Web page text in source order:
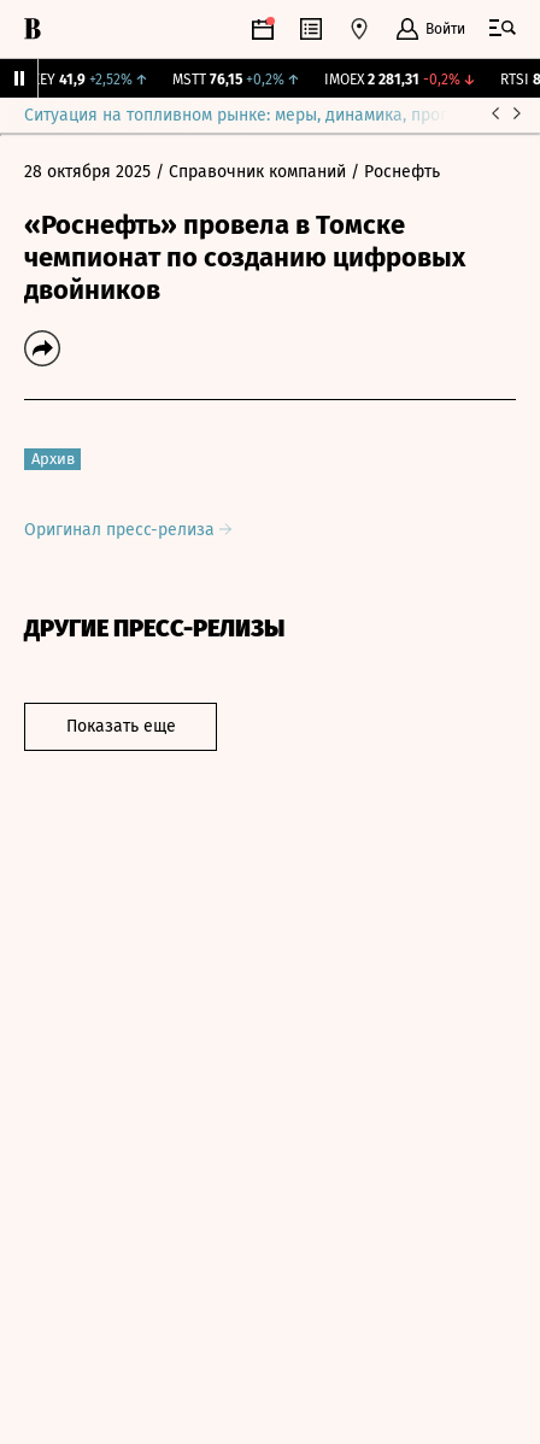
Войти
OKEY 41,9 +2,52%↑ MSTT 76,15 +0,2%↑ IMOEX 2 281,31 -0,2%↓ RTSI
Ситуация на топливном рынке: меры, динамика, прогнозы
28 октября 2025 / Справочник компаний / Роснефть
«Роснефть» провела в Томске
чемпионат по созданию цифровых
двойников
Архив
Оригинал пресс-релиза
ДРУГИЕ ПРЕСС-РЕЛИЗЫ
Показать еще